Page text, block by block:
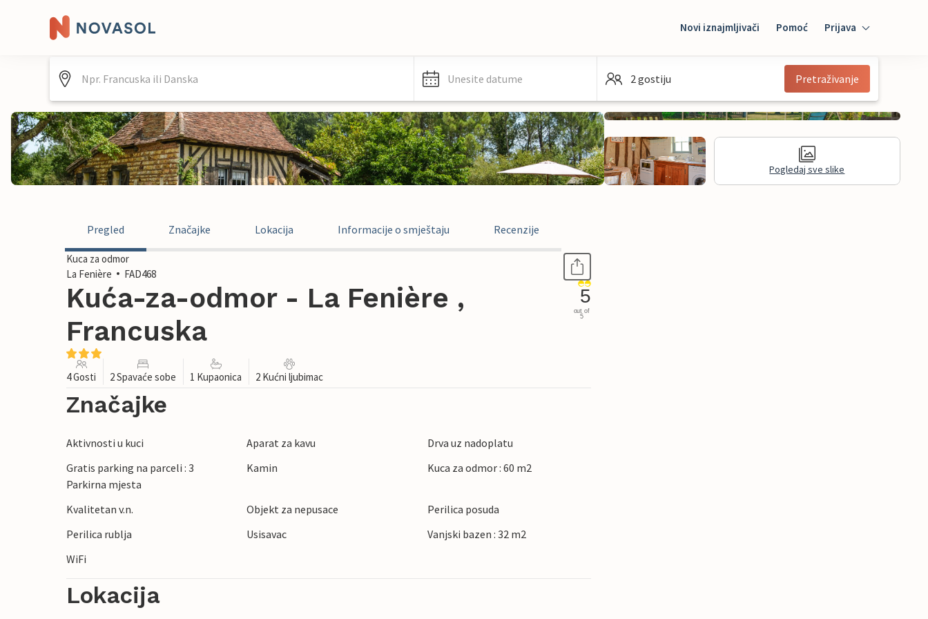
Novi iznajmljivači Pomoć Prijava
Mybooking
Unesite datume 2 gostiju Pretraživanje
Pogledaj sve slike
Pregled Značajke Lokacija Informacije o smještaju Recenzije
Kuca za odmor
La Fenière
FAD468
Kuća-za-odmor - La Fenière ,
Francuska
5
out of
5
4 Gosti 2 Spavaće sobe 1 Kupaonica 2 Kućni ljubimac
Značajke
Aktivnosti u kuci Aparat za kavu
Drva uz nadoplatu
Gratis parking na parceli : 3
Parkirna mjesta
Kamin Kuca za odmor : 60 m2
Kvalitetan v.n. Objekt za nepusace
Perilica posuda
Perilica rublja
Usisavac
Vanjski bazen : 32 m2
WiFi
Lokacija